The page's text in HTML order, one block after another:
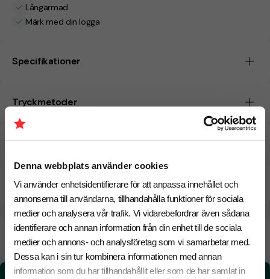
Denna webbplats använder cookies
Vi använder enhetsidentifierare för att anpassa innehållet och
annonserna till användarna, tillhandahålla funktioner för sociala
medier och analysera vår trafik. Vi vidarebefordrar även sådana
identifierare och annan information från din enhet till de sociala
medier och annons- och analysföretag som vi samarbetar med.
Dessa kan i sin tur kombinera informationen med annan
information som du har tillhandahållit eller som de har samlat in
Långärmad
Märk med din logga
Specifikationer
Tryckmetoder
Pristabell
CO₂e -avtryck
18 Augusti Beräknad leveranstid: 6 arbetsdagar
Snabbare leverans? Kontakta oss.